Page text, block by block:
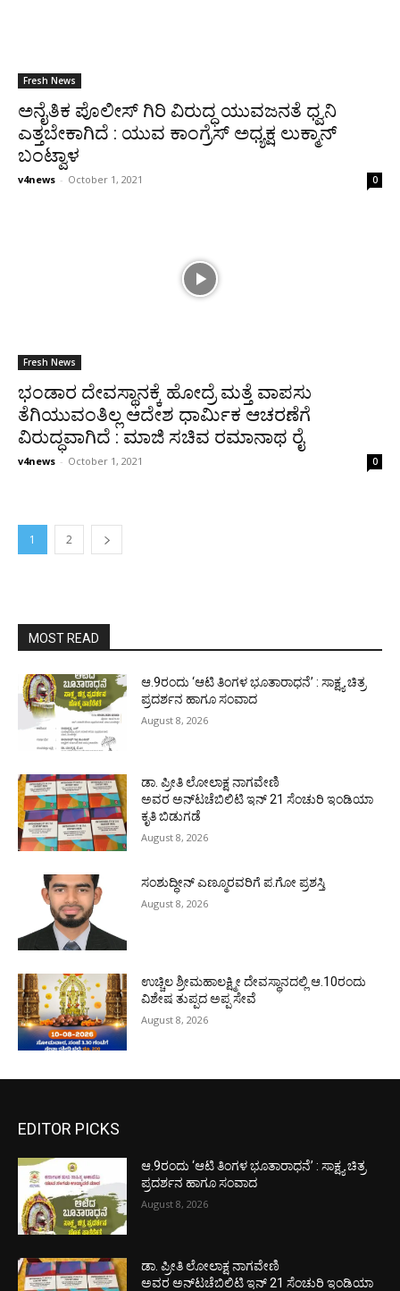
Fresh News
ಅನೈತಿಕ ಪೊಲೀಸ್ ಗಿರಿ ವಿರುದ್ಧ ಯುವಜನತೆ ಧ್ವನಿ
ಎತ್ತಬೇಕಾಗಿದೆ : ಯುವ ಕಾಂಗ್ರೆಸ್ ಅಧ್ಯಕ್ಷ ಲುಕ್ಮಾನ್
ಬಂಟ್ವಾಳ
v4news - October 1, 2021 0
Fresh News
ಭಂಡಾರ ದೇವಸ್ಥಾನಕ್ಕೆ ಹೋದ್ರೆ ಮತ್ತೆ ವಾಪಸು
ತೆಗಿಯುವಂತಿಲ್ಲ ಆದೇಶ ಧಾರ್ಮಿಕ ಆಚರಣೆಗೆ
ವಿರುದ್ಧವಾಗಿದೆ : ಮಾಜಿ ಸಚಿವ ರಮಾನಾಥ ರೈ
v4news - October 1, 2021 0
1 2
MOST READ
ಆ.9ರಂದು ‘ಆಟಿ ತಿಂಗಳ ಭೂತಾರಾಧನೆ’ : ಸಾಕ್ಷ್ಯ ಚಿತ್ರ
ಪ್ರದರ್ಶನ ಹಾಗೂ ಸಂವಾದ
August 8, 2026
ಡಾ. ಪ್ರೀತಿ ಲೋಲಾಕ್ಷ ನಾಗವೇಣಿ
ಅವರ ಅನ್‌ಟಚೆಬಿಲಿಟಿ ಇನ್ 21 ಸೆಂಚುರಿ ಇಂಡಿಯಾ
ಕೃತಿ ಬಿಡುಗಡೆ
August 8, 2026
ಸಂಶುದ್ಧೀನ್ ಎಣ್ಮೂರವರಿಗೆ ಪ.ಗೋ ಪ್ರಶಸ್ತಿ
August 8, 2026
ಉಚ್ಚಿಲ ಶ್ರೀಮಹಾಲಕ್ಷ್ಮೀ ದೇವಸ್ಥಾನದಲ್ಲಿ ಆ.10ರಂದು
ವಿಶೇಷ ತುಪ್ಪದ ಅಪ್ಪ ಸೇವೆ
August 8, 2026
EDITOR PICKS
ಆ.9ರಂದು ‘ಆಟಿ ತಿಂಗಳ ಭೂತಾರಾಧನೆ’ : ಸಾಕ್ಷ್ಯ ಚಿತ್ರ
ಪ್ರದರ್ಶನ ಹಾಗೂ ಸಂವಾದ
August 8, 2026
ಡಾ. ಪ್ರೀತಿ ಲೋಲಾಕ್ಷ ನಾಗವೇಣಿ
ಅವರ ಅನ್‌ಟಚೆಬಿಲಿಟಿ ಇನ್ 21 ಸೆಂಚುರಿ ಇಂಡಿಯಾ